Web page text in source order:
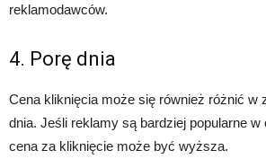
reklamodawców.
4. Porę dnia
Cena kliknięcia może się również różnić w
dnia. Jeśli reklamy są bardziej popularne
cena za kliknięcie może być wyższa.